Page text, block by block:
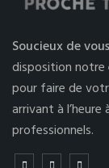
Soucieux de
disposition notre
pour faire de
arrivant à
professionnels.